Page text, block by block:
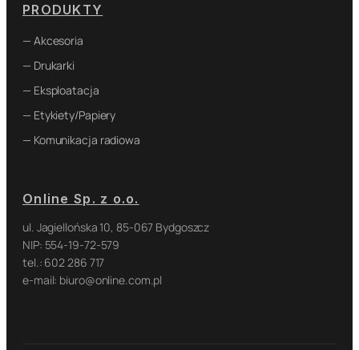
PRODUKTY
— Akcesoria
— Drukarki
— Eksploatacja
— Etykiety/Papiery
— Komunikacja radiowa
Online Sp. z o.o.
ul. Jagiellońska 10, 85-067 Bydgoszcz
NIP: 554-19-72-579
tel.: 602 286 717
e-mail: biuro@online.com.pl